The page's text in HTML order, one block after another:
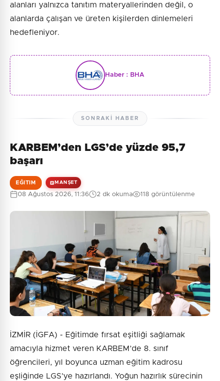
alanları yalnızca tanıtım materyallerinden değil, o
alanlarda çalışan ve üreten kişilerden dinlemeleri
hedefleniyor.
Haber : BHA
SONRAKI HABER
KARBEM’den LGS’de yüzde 95,7
başarı
EĞITIM MANŞET
08 Ağustos 2026, 11:36 2 dk okuma 118 görüntülenme
İZMİR (İGFA) - Eğitimde fırsat eşitliği sağlamak
amacıyla hizmet veren KARBEM’de 8. sınıf
öğrencileri, yıl boyunca uzman eğitim kadrosu
eşliğinde LGS’ye hazırlandı. Yoğun hazırlık sürecinin